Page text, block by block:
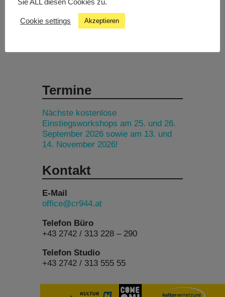
Studiochat
Termine
Nächste kostenlose
Einstiegsworkshops am 25. und 26.
September 2026 sowie am 13. und
14. November 2026!
Kontakt
E-Mail
office@cr944.at
Telefon Büro
+43 2742 / 313 228 – 290
Telefon Studio
+43 2742 / 313 555 55
Sie ALL diesen Cookies zu.
Cookie settings Akzeptieren